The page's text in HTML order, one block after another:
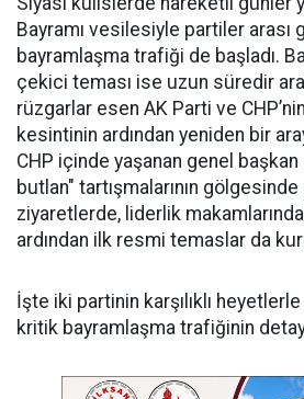
Bayramı vesilesiyle partiler arası
bayramlaşma trafiği de başladı.
çekici teması ise uzun süredir
rüzgarlar esen AK Parti ve
kesintinin ardından yeniden bir
CHP içinde yaşanan genel
butlan" tartışmalarının
ziyaretlerde, liderlik
ardından ilk resmi temaslar da
​İşte iki partinin karşılıklı
kritik bayramlaşma trafiğinin